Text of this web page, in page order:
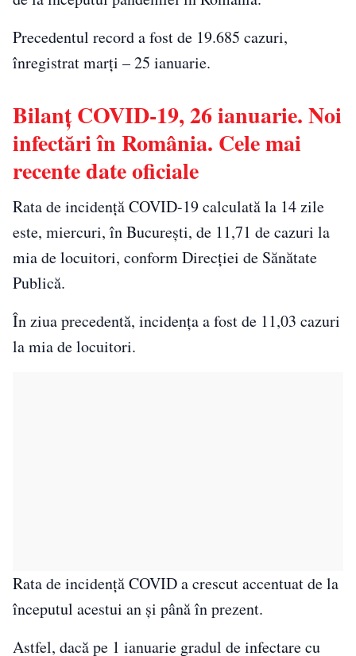
Precedentul record a fost de 19.685 cazuri,
înregistrat marţi – 25 ianuarie.
Bilanț COVID-19, 26 ianuarie. Noi
infectări în România. Cele mai
recente date oficiale
Rata de incidenţă COVID-19 calculată la 14 zile
este, miercuri, în Bucureşti, de 11,71 de cazuri la
mia de locuitori, conform Direcţiei de Sănătate
Publică.
În ziua precedentă, incidenţa a fost de 11,03 cazuri
la mia de locuitori.
Rata de incidenţă COVID a crescut accentuat de la
începutul acestui an şi până în prezent.
Astfel, dacă pe 1 ianuarie gradul de infectare cu